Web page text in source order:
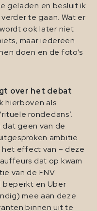
geladen en besluit ik
te gaan. Wat er
ook later niet
maar iedereen
doen en de foto’s
over het debat
hierboven als
rondedans’.
dat geen van de
ambitie
het effect van – deze
dat op kwam
van de FNV
beperkt en Uber
mee aan deze
binnen uit te